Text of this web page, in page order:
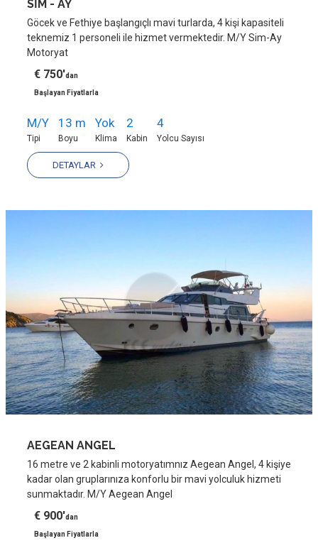
SİM - AY
Göcek ve Fethiye başlangıçlı mavi turlarda, 4 kişi kapasiteli
teknemiz 1 personeli ile hizmet vermektedir. M/Y Sim-Ay
Motoryat
€ 750'dan
Başlayan Fiyatlarla
M/Y
Tipi
13 m
Boyu
Yok
Klima
2
Kabin
4
Yolcu Sayısı
DETAYLAR
AEGEAN ANGEL
16 metre ve 2 kabinli motoryatımnız Aegean Angel, 4 kişiye
kadar olan gruplarınıza konforlu bir mavi yolculuk hizmeti
sunmaktadır. M/Y Aegean Angel
€ 900'dan
Başlayan Fiyatlarla